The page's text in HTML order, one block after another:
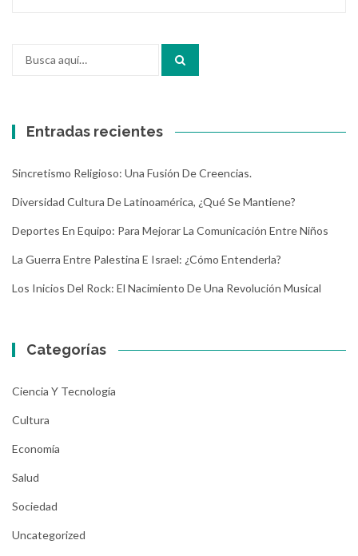
Entradas recientes
Sincretismo Religioso: Una Fusión De Creencias.
Diversidad Cultura De Latinoamérica, ¿Qué Se Mantiene?
Deportes En Equipo: Para Mejorar La Comunicación Entre Niños
La Guerra Entre Palestina E Israel: ¿Cómo Entenderla?
Los Inicios Del Rock: El Nacimiento De Una Revolución Musical
Categorías
Ciencia Y Tecnología
Cultura
Economía
Salud
Sociedad
Uncategorized